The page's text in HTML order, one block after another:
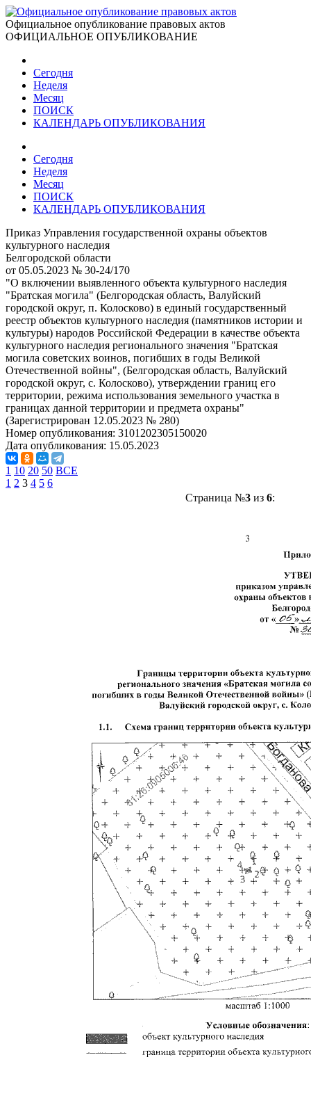
Официальное опубликование правовых актов
ОФИЦИАЛЬНОЕ ОПУБЛИКОВАНИЕ
Сегодня
Неделя
Месяц
ПОИСК
КАЛЕНДАРЬ ОПУБЛИКОВАНИЯ
Сегодня
Неделя
Месяц
ПОИСК
КАЛЕНДАРЬ ОПУБЛИКОВАНИЯ
Приказ Управления государственной охраны объектов
культурного наследия
Белгородской области
от 05.05.2023 № 30-24/170
"О включении выявленного объекта культурного наследия
"Братская могила" (Белгородская область, Валуйский
городской округ, п. Колосково) в единый государственный
реестр объектов культурного наследия (памятников истории и
культуры) народов Российской Федерации в качестве объекта
культурного наследия регионального значения "Братская
могила советских воинов, погибших в годы Великой
Отечественной войны", (Белгородская область, Валуйский
городской округ, с. Колосково), утверждении границ его
территории, режима использования земельного участка в
границах данной территории и предмета охраны"
(Зарегистрирован 12.05.2023 № 280)
Номер опубликования: 3101202305150020
Дата опубликования: 15.05.2023
1 10 20 50 ВСЕ
1 2 3 4 5 6
Страница №3из 6: